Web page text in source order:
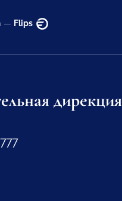
— Flips
дирекция